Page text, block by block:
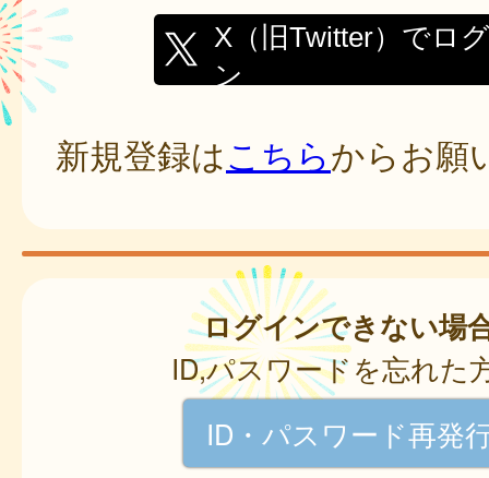
X（旧Twitter）でロ
ン
新規登録はこちらからお願
ログインできない場
ID,パスワードを忘れた
ID・パスワード再発